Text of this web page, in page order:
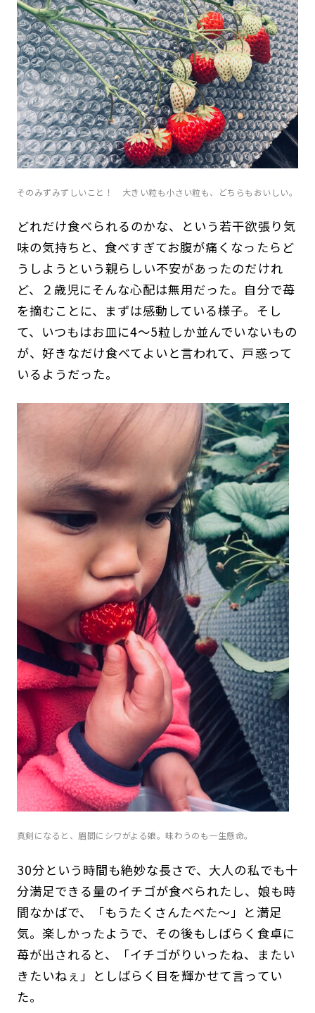
そのみずみずしいこと！ 大きい粒も小さい粒も、どちらもおいしい。
どれだけ食べられるのかな、という若干欲張り気
味の気持ちと、食べすぎてお腹が痛くなったらど
うしようという親らしい不安があったのだけれ
ど、２歳児にそんな心配は無用だった。自分で苺
を摘むことに、まずは感動している様子。そし
て、いつもはお皿に4〜5粒しか並んでいないもの
が、好きなだけ食べてよいと言われて、戸惑って
いるようだった。
真剣になると、眉間にシワがよる娘。味わうのも一生懸命。
30分という時間も絶妙な長さで、大人の私でも十
分満足できる量のイチゴが食べられたし、娘も時
間なかばで、「もうたくさんたべた〜」と満足
気。楽しかったようで、その後もしばらく食卓に
苺が出されると、「イチゴがりいったね、またい
きたいねぇ」としばらく目を輝かせて言ってい
た。